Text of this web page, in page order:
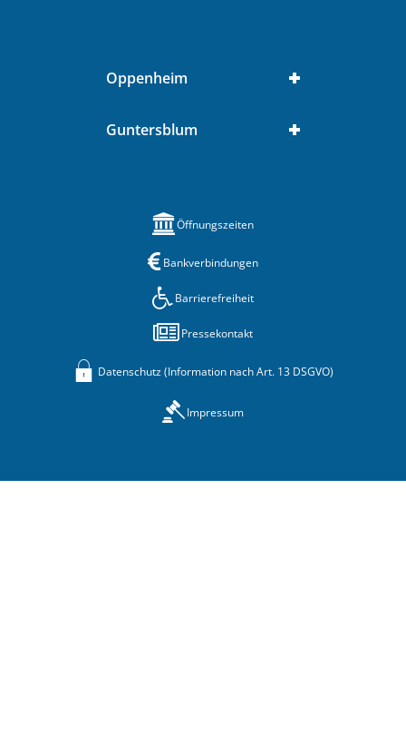
Oppenheim
Guntersblum
Öffnungszeiten
Bankverbindungen
Barrierefreiheit
Pressekontakt
Datenschutz (Information nach Art. 13 DSGVO)
Impressum